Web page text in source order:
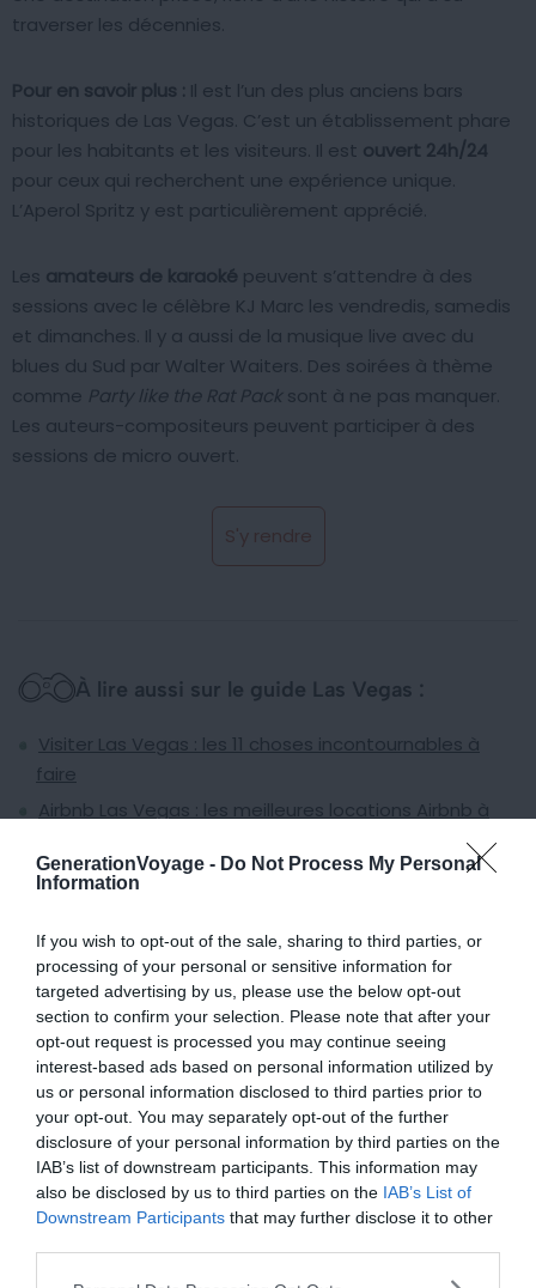
GenerationVoyage - Do Not Process My Personal
Information
If you wish to opt-out of the sale, sharing to third parties, or
processing of your personal or sensitive information for
targeted advertising by us, please use the below opt-out
section to confirm your selection. Please note that after your
opt-out request is processed you may continue seeing
interest-based ads based on personal information utilized by
us or personal information disclosed to third parties prior to
your opt-out. You may separately opt-out of the further
disclosure of your personal information by third parties on the
IAB’s list of downstream participants. This information may
also be disclosed by us to third parties on the IAB’s List of
Downstream Participants that may further disclose it to other
traverser les décennies.
Pour en savoir plus : Il est l’un des plus anciens bars
historiques de Las Vegas. C’est un établissement phare
pour les habitants et les visiteurs. Il est ouvert 24h/24
pour ceux qui recherchent une expérience unique.
L’Aperol Spritz y est particulièrement apprécié.
Les amateurs de karaoké peuvent s’attendre à des
sessions avec le célèbre KJ Marc les vendredis, samedis
et dimanches. Il y a aussi de la musique live avec du
blues du Sud par Walter Waiters. Des soirées à thème
comme Party like the Rat Pack sont à ne pas manquer.
Les auteurs-compositeurs peuvent participer à des
sessions de micro ouvert.
S'y rendre
À lire aussi sur le guide Las Vegas :
Visiter Las Vegas : les 11 choses incontournables à
faire
Airbnb Las Vegas : les meilleures locations Airbnb à
Les 6 salles de spectacles emblématiques de Las
8 Airbnb en pleine nature autour de Las Vegas
The Laundry Room : univers haut de
gamme
Pourquoi nous l’avons sélectionné : The Laundry Room
démarque par son emplacement dissimulé. Pimentez
votre soirée avec une touche de mystère. Laqualité des
cocktailsy est inégalable. En effet, chaque détail est
soigneusement pensé pour offrir une expérience de
dégustation exceptionnelle. Ajoutez à cela son système